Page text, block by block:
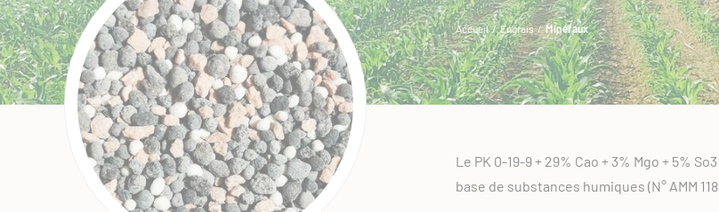
Accueil/Engrais/Minéraux
Le PK 0-19-9 + 29% Cao + 3% Mgo + 5%
base de substances humiques (N° AMM